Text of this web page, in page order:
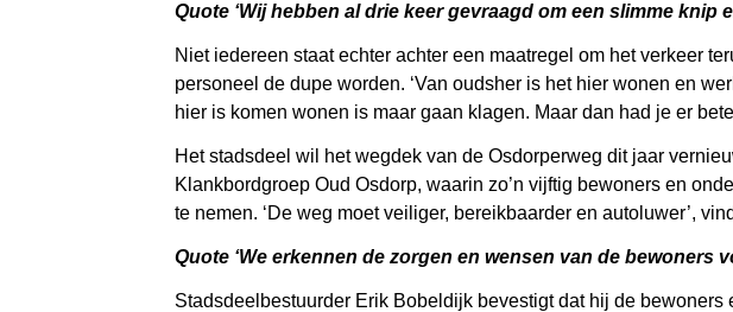
Quote ‘Wij hebben al drie keer gevraagd om een slimme knip
Niet iedereen staat echter achter een maatregel om het verkeer
personeel de dupe worden. ‘Van oudsher is het hier wonen en
hier is komen wonen is maar gaan klagen. Maar dan had je er
Het stadsdeel wil het wegdek van de Osdorperweg dit jaar
Klankbordgroep Oud Osdorp, waarin zo’n vijftig bewoners en
te nemen. ‘De weg moet veiliger, bereikbaarder en autoluwer’,
Quote ‘We erkennen de zorgen en wensen van de bewoners
Stadsdeelbestuurder Erik Bobeldijk bevestigt dat hij de